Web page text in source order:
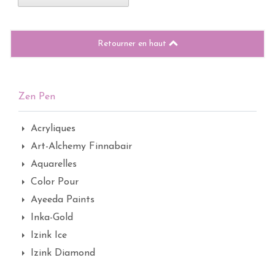
Retourner en haut
Zen Pen
Acryliques
Art-Alchemy Finnabair
Aquarelles
Color Pour
Ayeeda Paints
Inka-Gold
Izink Ice
Izink Diamond